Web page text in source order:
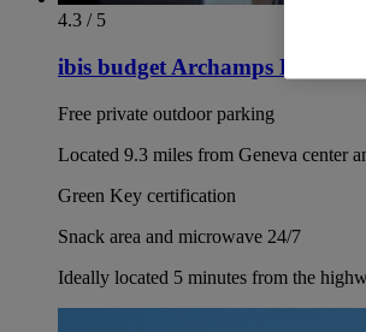
4.3 / 5
ibis budget Archamps Porte de
Free private outdoor parking
Located 9.3 miles from Geneva center
Green Key certification
Snack area and microwave 24/7
Ideally located 5 minutes from the